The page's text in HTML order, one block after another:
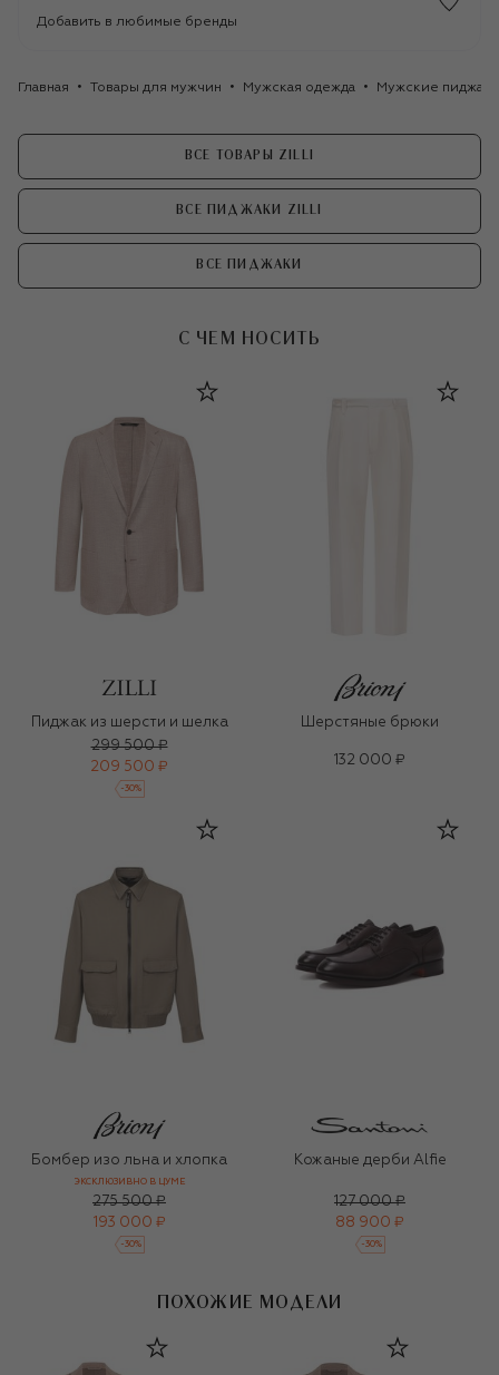
Добавить в любимые бренды
Главная Товары для мужчин Мужская одежда Мужские пиджаки
ВСЕ ТОВАРЫ ZILLI
ВСЕ ПИДЖАКИ ZILLI
ВСЕ ПИДЖАКИ
С ЧЕМ НОСИТЬ
Пиджак из шерсти и шелка
299 500 ₽
209 500 ₽
-30%
Шерстяные брюки
132 000 ₽
Бомбер изо льна и хлопка
ЭКСКЛЮЗИВНО В ЦУМЕ
275 500 ₽
193 000 ₽
-30%
Кожаные дерби Alfie
127 000 ₽
88 900 ₽
-30%
ПОХОЖИЕ МОДЕЛИ